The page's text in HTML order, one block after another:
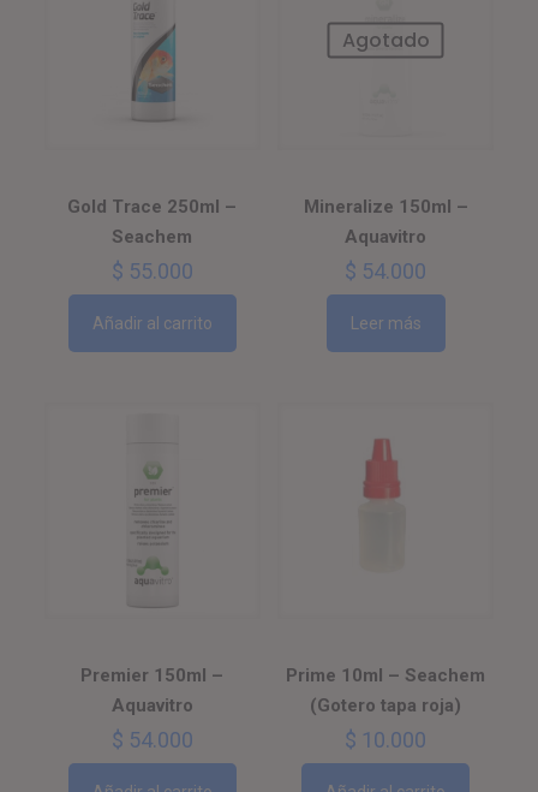
Gold Trace 250ml –
Seachem
$ 55.000
Añadir al carrito
Agotado
Mineralize 150ml –
Aquavitro
$ 54.000
Leer más
Premier 150ml –
Aquavitro
$ 54.000
Prime 10ml – Seachem
(Gotero tapa roja)
$ 10.000